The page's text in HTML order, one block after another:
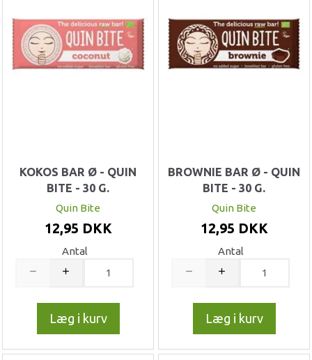
KOKOS BAR Ø - QUIN
BITE - 30 G.
Quin Bite
12,95 DKK
Antal
Læg i kurv
BROWNIE BAR Ø - QUIN
BITE - 30 G.
Quin Bite
12,95 DKK
Antal
Læg i kurv